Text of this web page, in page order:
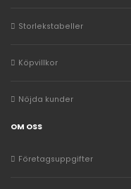
Storlekstabeller
Köpvillkor
Nöjda kunder
OM OSS
Företagsuppgifter